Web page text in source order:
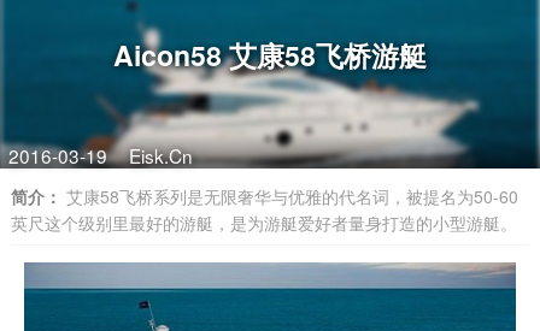
Aicon58 艾康58飞桥游艇
2016-03-19 Eisk.Cn
简介： 艾康58飞桥系列是无限奢华与优雅的代名词，被提名为50-60
英尺这个级别里最好的游艇，是为游艇爱好者量身打造的小型游艇。